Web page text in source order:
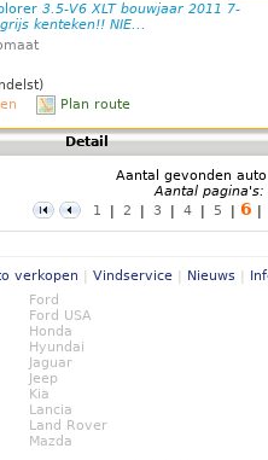
3.5-V6 XLT bouwjaar 2011 7-
kenteken!! NIE...
Plan route
Detail
Aantal gevonden
Aantal pagina's:
1
| 2 | 3 | 4 | 5 | 6 |
verkopen | Vindservice | Nieuws |
Ford
Ford USA
Honda
Hyundai
Jaguar
Jeep
Kia
Lancia
Land Rover
Mazda